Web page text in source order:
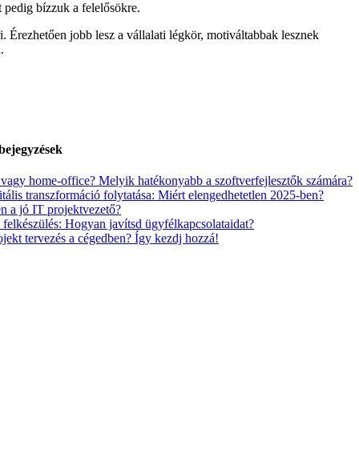
pedig bízzuk a felelősökre.
Érezhetően jobb lesz a vállalati légkör, motiváltabbak lesznek
home-office? Melyik hatékonyabb a szoftverfejlesztők számára?
transzformáció folytatása: Miért elengedhetetlen 2025-ben?
a jó IT projektvezető?
Hogyan javítsd ügyfélkapcsolataidat?
tervezés a cégedben? Így kezdj hozzá!